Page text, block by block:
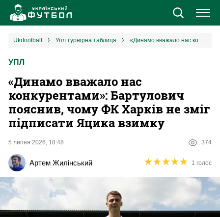
Новини
Єврокубки
УПЛ
Різне
ukrfootball упл турнірна таблиця «Динамо вважало нас конкурентами»: Бартулович пояснив, чому ФК Харків не зміг підписати Яцика взимку
УПЛ
«Динамо вважало нас
конкурентами»: Бартулович
пояснив, чому ФК Харків не зміг
підписати Яцика взимку
5 липня 2026, 18:48 374
Артем Жилінський ★★★★★
★★★★★ 1 голос